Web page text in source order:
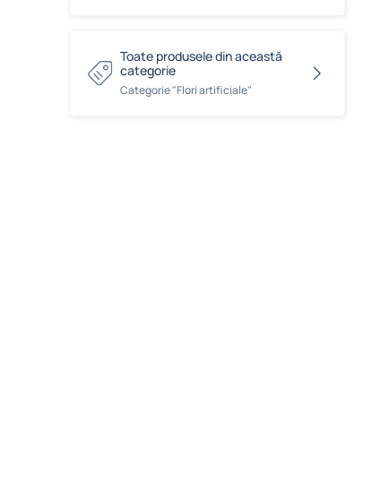
Toate produsele din această
categorie
Сategorie "Flori artificiale"